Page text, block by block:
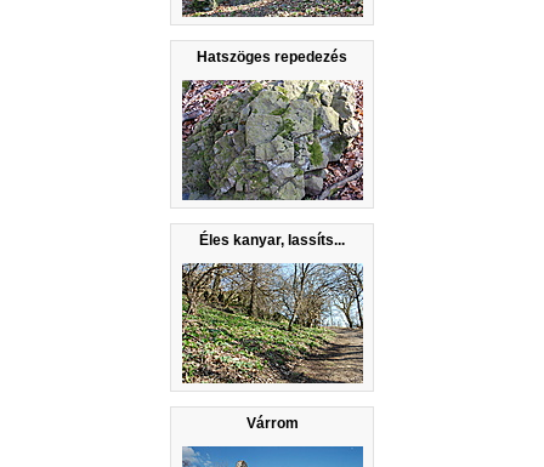
Hatszöges repedezés
Éles kanyar, lassíts...
Várrom